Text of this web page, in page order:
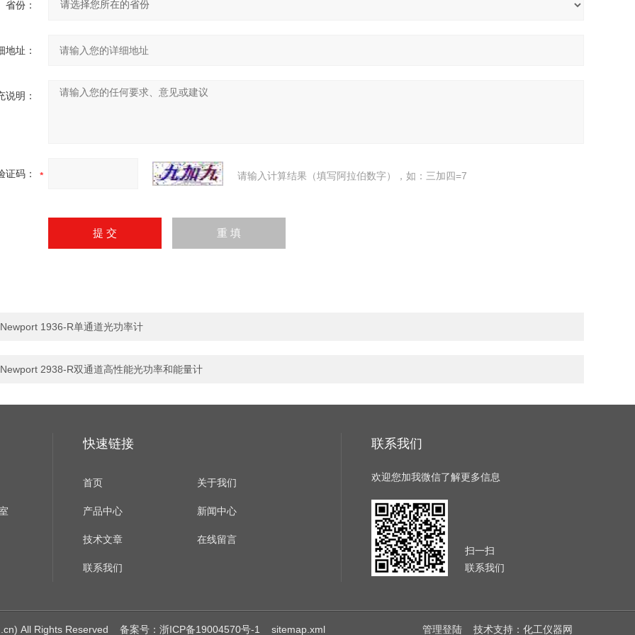
省份：
地址：
说明：
证码： 请输入计算结果（填写阿拉伯数字），如：三加四=7
Newport 1936-R单通道光功率计
Newport 2938-R双通道高性能光功率和能量计
快速链接
首页 关于我们
产品中心 新闻中心
技术文章 在线留言
联系我们
联系我们
欢迎您加我微信了解更多信息
扫一扫
联系我们
All Rights Reserved 备案号：浙ICP备19004570号-1 sitemap.xml 管理登陆 技术支持： 化工仪器网